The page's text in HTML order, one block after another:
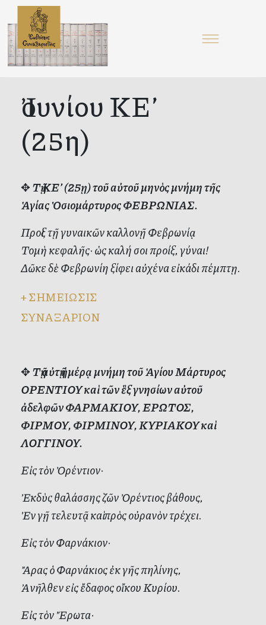
Ἰουνίου ΚΕ’
(25η)
✥Τῇ ΚΕ’ (25ῃ) τοῦ αὐτοῦ μηνὸς μνήμη τῆς
Ἁγίας Ὁσιομάρτυρος ΦΕΒΡΩΝΙΑΣ.
Προὶξ τῇ γυναικῶν καλλονῇ Φεβρωνίᾳ
Τομὴ κεφαλῆς· ὡς καλή σοι προίξ, γύναι!
Δῶκε δὲ Φεβρωνίη ξίφει αὐχένα εἰκάδι πέμπτῃ.
+ΣΗΜΕΙΩΣΙΣ
ΣΥΝΑΞΑΡΙΟΝ
✥Τῇ αὐτῇ ἡμέρᾳ μνήμη τοῦ Ἁγίου Μάρτυρος
ΟΡΕΝΤΙΟΥ καὶ τῶν ἓξ γνησίων αὐτοῦ
ἀδελφῶν ΦΑΡΜΑΚΙΟΥ, ΕΡΩΤΟΣ,
ΦΙΡΜΟΥ, ΦΙΡΜΙΝΟΥ, ΚΥΡΙΑΚΟΥ καὶ
ΛΟΓΓΙΝΟΥ.
Εἰς τὸν Ὀρέντιον·
Ἐκδὺς θαλάσσης ζῶν Ὀρέντιος βάθους,
Ἐν γῇ τελευτᾷ καὶ πρὸς οὐρανὸν τρέχει.
Εἰς τὸν Φαρνάκιον·
Ἄρας ὁ Φαρνάκιος ἐκ γῆς πηλίνης,
Ἀνῆλθεν εἰς ἔδαφος οἴκου Κυρίου.
Εἰς τὸν Ἔρωτα·